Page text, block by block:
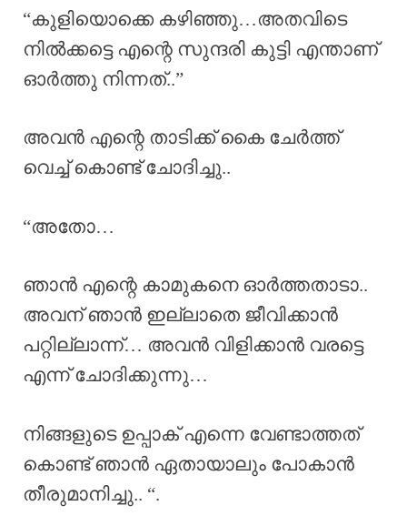
“കുളിയൊക്കെ കഴിഞ്ഞു…അതവിടെ
നിൽക്കട്ടെ എന്റെ സുന്ദരി കുട്ടി എന്താണ്
ഓർത്തു നിന്നത്..”
അവൻ എന്റെ താടിക്ക് കൈ ചേർത്ത്
വെച്ച് കൊണ്ട് ചോദിച്ചു..
“അതോ…
ഞാൻ എന്റെ കാമുകനെ ഓർത്തതാടാ..
അവന് ഞാൻ ഇല്ലാതെ ജീവിക്കാൻ
പറ്റില്ലാന്ന്… അവൻ വിളിക്കാൻ വരട്ടെ
എന്ന് ചോദിക്കുന്നു…
നിങ്ങളുടെ ഉപ്പാക് എന്നെ വേണ്ടാത്തത്
കൊണ്ട് ഞാൻ ഏതായാലും പോകാൻ
തീരുമാനിച്ചു.. “.